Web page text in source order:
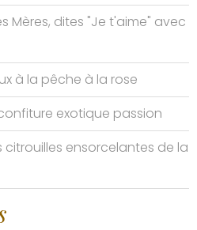
Mères, dites "Je t'aime" avec
à la pêche à la rose
exotique passion
citrouilles ensorcelantes de la